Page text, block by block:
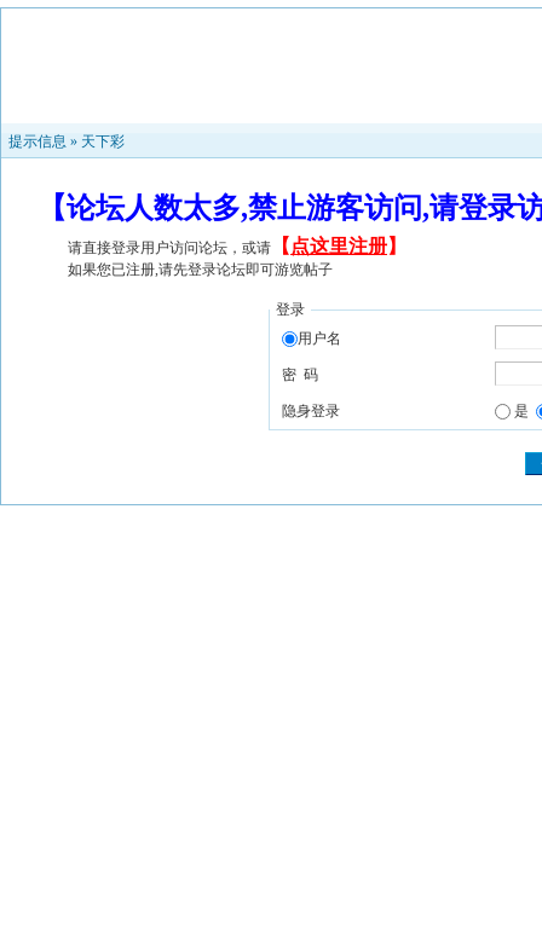
提示信息 » 天下彩
【论坛人数太多,禁止游客访问,请登
请直接登录用户访问论坛，或请 【 点这里注册】
如果您已注册,请先登录论坛即可游览帖子
登录
用户名
密 码
隐身登录 是